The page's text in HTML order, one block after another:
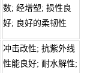
数; 经增塑; 损性良
好; 良好的柔韧性
冲击改性; 抗紫外线
性能良好; 耐水解性;